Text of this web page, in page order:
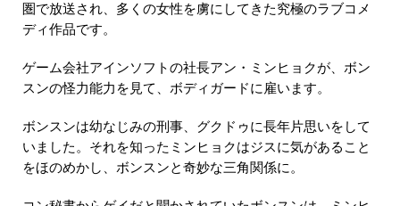
圏で放送され、多くの女性を虜にしてきた究極のラブコメ
ディ作品です。
ゲーム会社アインソフトの社長アン・ミンヒョクが、ボン
スンの怪力能力を見て、ボディガードに雇います。
ボンスンは幼なじみの刑事、グクドゥに長年片思いをして
いました。それを知ったミンヒョクはジスに気があること
をほのめかし、ボンスンと奇妙な三角関係に。